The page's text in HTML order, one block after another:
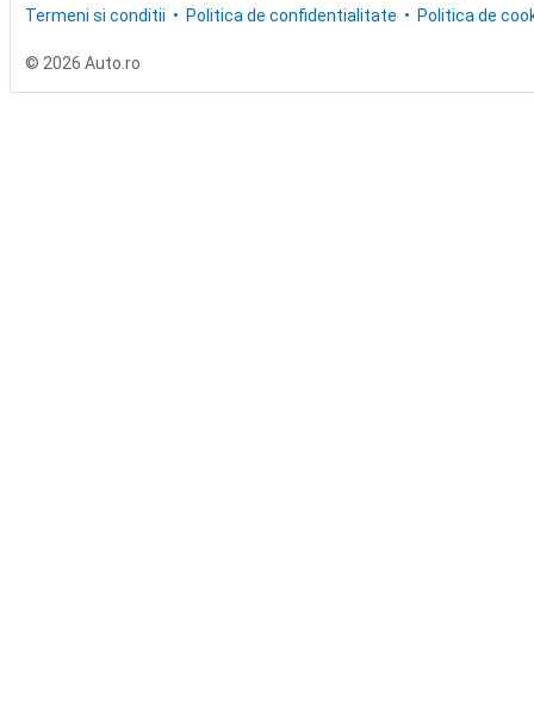
Termeni si conditii
Politica de confidentialitate Politica de
© 2026 Auto.ro